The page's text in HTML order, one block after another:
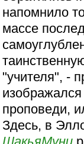
напомнило
массе
"учителя", -
проповеди,
Здесь, в